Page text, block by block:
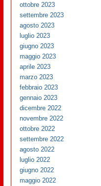
ottobre 2023
settembre 2023
agosto 2023
luglio 2023
giugno 2023
maggio 2023
aprile 2023
marzo 2023
febbraio 2023
gennaio 2023
dicembre 2022
novembre 2022
ottobre 2022
settembre 2022
agosto 2022
luglio 2022
giugno 2022
maggio 2022